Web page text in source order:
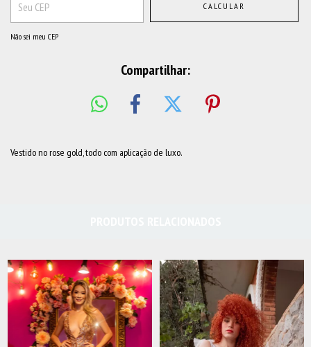
CALCULAR
Não sei meu CEP
Compartilhar:
Vestido no rose gold, todo com aplicação de luxo.